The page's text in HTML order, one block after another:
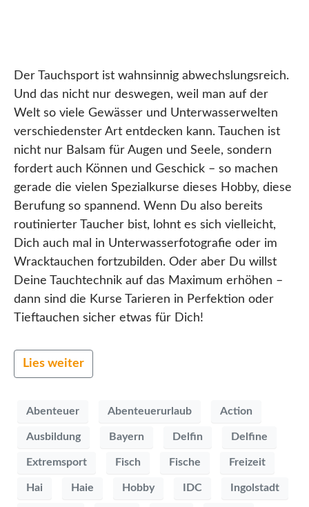
Der Tauchsport ist wahnsinnig abwechslungsreich.
Und das nicht nur deswegen, weil man auf der
Welt so viele Gewässer und Unterwasserwelten
verschiedenster Art entdecken kann. Tauchen ist
nicht nur Balsam für Augen und Seele, sondern
fordert auch Können und Geschick – so machen
gerade die vielen Spezialkurse dieses Hobby, diese
Berufung so spannend. Wenn Du also bereits
routinierter Taucher bist, lohnt es sich vielleicht,
Dich auch mal in Unterwasserfotografie oder im
Wracktauchen fortzubilden. Oder aber Du willst
Deine Tauchtechnik auf das Maximum erhöhen –
dann sind die Kurse Tarieren in Perfektion oder
Tieftauchen sicher etwas für Dich!
Lies weiter
Abenteuer Abenteuerurlaub Action
Ausbildung Bayern Delfin Delfine
Extremsport Fisch Fische Freizeit
Hai Haie Hobby IDC Ingolstadt